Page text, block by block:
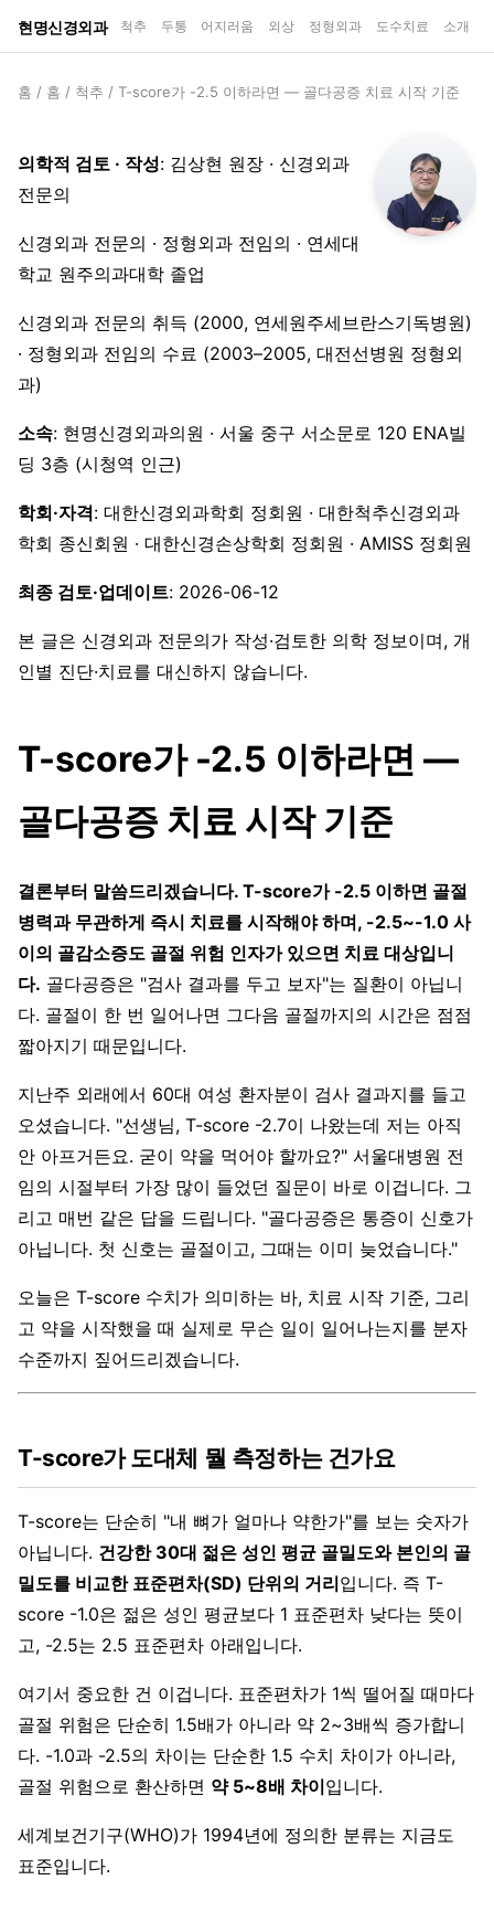
현명신경외과 척추 두통 어지러움 외상 정형외과 도수치료 소개
홈 / 홈 / 척추 / T-score가 -2.5 이하라면 — 골다공증 치료 시작 기준
의학적 검토 · 작성: 김상현 원장 · 신경외과
전문의
신경외과 전문의 · 정형외과 전임의 · 연세대
학교 원주의과대학 졸업
신경외과 전문의 취득 (2000, 연세원주세브란스기독병원)
· 정형외과 전임의 수료 (2003–2005, 대전선병원 정형외
과)
소속: 현명신경외과의원 · 서울 중구 서소문로 120 ENA빌
딩 3층 (시청역 인근)
학회·자격: 대한신경외과학회 정회원 · 대한척추신경외과
학회 종신회원 · 대한신경손상학회 정회원 · AMISS 정회원
최종 검토·업데이트: 2026-06-12
본 글은 신경외과 전문의가 작성·검토한 의학 정보이며, 개
인별 진단·치료를 대신하지 않습니다.
T-score가 -2.5 이하라면 —
골다공증 치료 시작 기준
결론부터 말씀드리겠습니다. T-score가 -2.5 이하면 골절
병력과 무관하게 즉시 치료를 시작해야 하며, -2.5~-1.0 사
이의 골감소증도 골절 위험 인자가 있으면 치료 대상입니
다. 골다공증은 "검사 결과를 두고 보자"는 질환이 아닙니
다. 골절이 한 번 일어나면 그다음 골절까지의 시간은 점점
짧아지기 때문입니다.
지난주 외래에서 60대 여성 환자분이 검사 결과지를 들고
오셨습니다. "선생님, T-score -2.7이 나왔는데 저는 아직
안 아프거든요. 굳이 약을 먹어야 할까요?" 서울대병원 전
임의 시절부터 가장 많이 들었던 질문이 바로 이겁니다. 그
리고 매번 같은 답을 드립니다. "골다공증은 통증이 신호가
아닙니다. 첫 신호는 골절이고, 그때는 이미 늦었습니다."
오늘은 T-score 수치가 의미하는 바, 치료 시작 기준, 그리
고 약을 시작했을 때 실제로 무슨 일이 일어나는지를 분자
수준까지 짚어드리겠습니다.
T-score가 도대체 뭘 측정하는 건가요
T-score는 단순히 "내 뼈가 얼마나 약한가"를 보는 숫자가
아닙니다. 건강한 30대 젊은 성인 평균 골밀도와 본인의 골
밀도를 비교한 표준편차(SD) 단위의 거리입니다. 즉 T-
score -1.0은 젊은 성인 평균보다 1 표준편차 낮다는 뜻이
고, -2.5는 2.5 표준편차 아래입니다.
여기서 중요한 건 이겁니다. 표준편차가 1씩 떨어질 때마다
골절 위험은 단순히 1.5배가 아니라 약 2~3배씩 증가합니
다. -1.0과 -2.5의 차이는 단순한 1.5 수치 차이가 아니라,
골절 위험으로 환산하면 약 5~8배 차이입니다.
세계보건기구(WHO)가 1994년에 정의한 분류는 지금도
표준입니다.